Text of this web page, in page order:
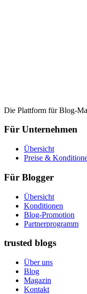
Die Plattform für Blog-
Für Unternehmen
Übersicht
Preise &
Für Blogger
Übersicht
Konditionen
Blog-Promotion
Partnerprogramm
trusted blogs
Über uns
Blog
Magazin
Kontakt